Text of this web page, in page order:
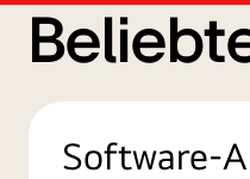
Software-